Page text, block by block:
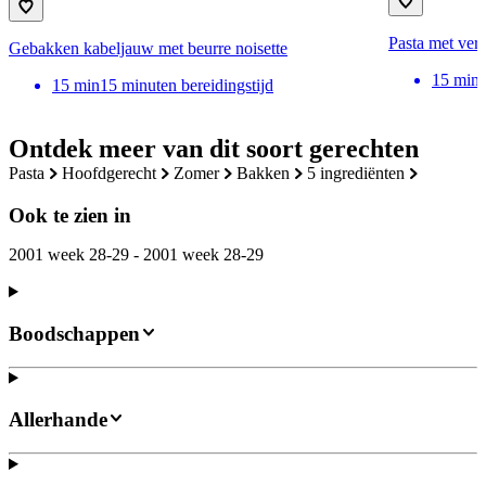
Ontdek meer van dit soort gerechten
pasta hoofdgerecht zomer bakken 5 ingrediënten
Ook te zien in
2001 week 28-29 - 2001 week 28-29
Gebakken kabeljauw met beurre noisette
15 min15 minuten bereidingstijd
Pasta met
15 min
Boodschappen
Allerhande